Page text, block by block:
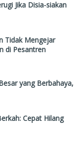
Jika Disia-siakan
Tidak Mengejar
di Pesantren
yang Berbahaya,
Cepat Hilang